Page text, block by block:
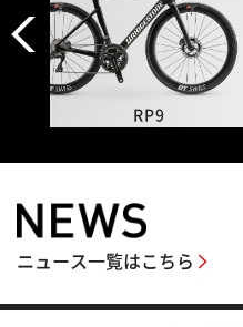
RP9
ニュース一覧はこちら